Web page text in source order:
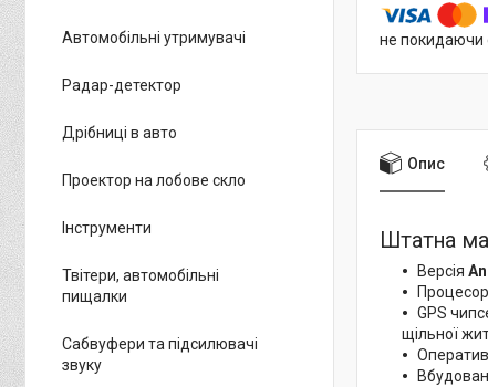
не покидаючи
Опис
Штатна
Версія
GPS
щільної
Автомобільні утримувачі
Радар-детектор
Дрібниці в авто
Проектор на лобове скло
Інструменти
Твітери, автомобільні
пищалки
Сабвуфери та підсилювачі
звуку